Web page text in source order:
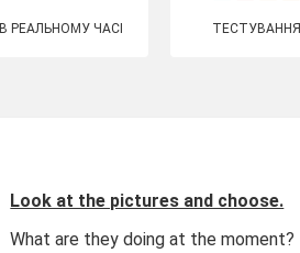
В РЕАЛЬНОМУ ЧАСІ ТЕСТУВАННЯ
Look at the pictures and choose.
What are they doing at the moment?